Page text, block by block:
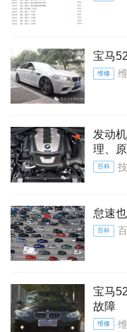
宝马
维修
发动
理、
百科
怠速
百科
宝马
故障
维修